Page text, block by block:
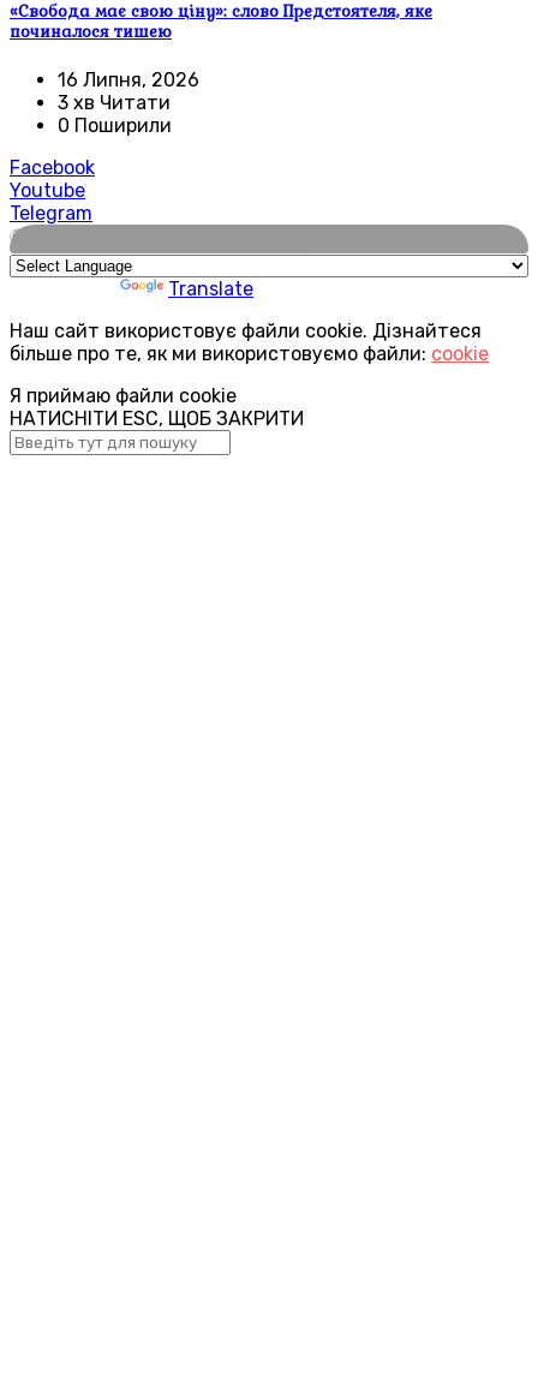
«Свобода має свою ціну»: слово Предстоятеля, яке
починалося тишею
16 Липня, 2026
3 хв Читати
0 Поширили
Facebook
Youtube
Telegram
🌍
Translate
Наш сайт використовує файли cookie. Дізнайтеся
більше про те, як ми використовуємо файли: cookie
Я приймаю файли cookie
НАТИСНІТИ ESC, ЩОБ ЗАКРИТИ